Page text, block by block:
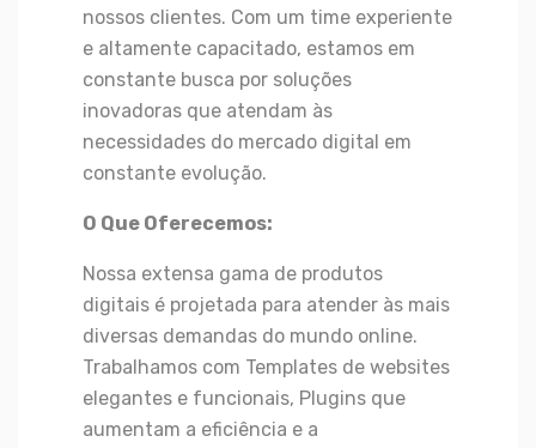
nossos clientes. Com um time experiente
e altamente capacitado, estamos em
constante busca por soluções
inovadoras que atendam às
necessidades do mercado digital em
constante evolução.
O Que Oferecemos:
Nossa extensa gama de produtos
digitais é projetada para atender às mais
diversas demandas do mundo online.
Trabalhamos com Templates de websites
elegantes e funcionais, Plugins que
aumentam a eficiência e a